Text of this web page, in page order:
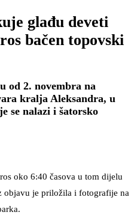
glađu deveti
bačen topovski
od 2. novembra na
kralja Aleksandra, u
se nalazi i šatorsko
oko 6:40 časova u tom dijelu
objavu je priložila i fotografije na